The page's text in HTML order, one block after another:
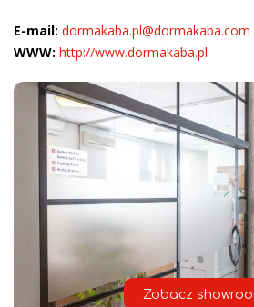
E-mail: dormakaba.pl@dormakaba.com
WWW: http://www.dormakaba.pl
Zobacz